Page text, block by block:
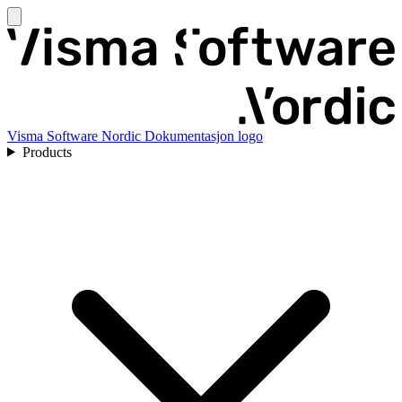
Visma Software Nordic Dokumentasjon logo
Products